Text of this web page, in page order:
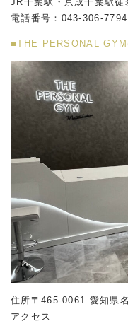
電話番号：043-306-7794
■THE PERSONAL
住所〒465-0061 愛知県
アクセス